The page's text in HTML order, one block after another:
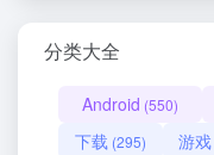
分类大全
Android (550)
下载 (295) 游戏